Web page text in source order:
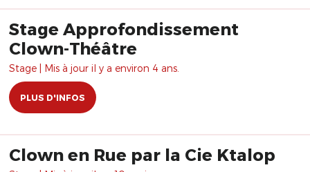
Stage Approfondissement
Clown-Théâtre
Stage | Mis à jour il y a environ 4 ans.
PLUS D'INFOS
Clown en Rue par la Cie Ktalop